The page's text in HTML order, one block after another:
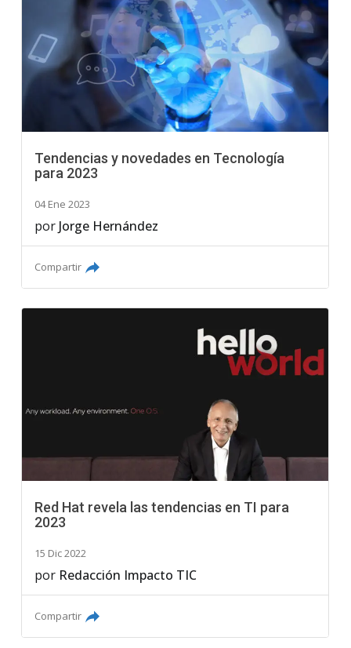
Tendencias y novedades en Tecnología
para 2023
04 Ene 2023
por Jorge Hernández
Compartir
Red Hat revela las tendencias en TI para
2023
15 Dic 2022
por Redacción Impacto TIC
Compartir